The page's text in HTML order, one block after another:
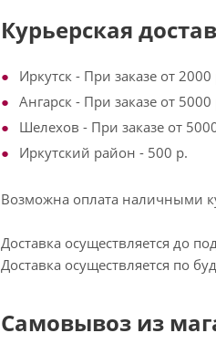
Курьерская
Иркутск - При заказе от
Ангарск - При заказе от
Шелехов - При заказе от
Иркутский район - 500 р.
Возможна оплата наличными
Доставка осуществляется до
Доставка осуществляется по
Самовывоз из